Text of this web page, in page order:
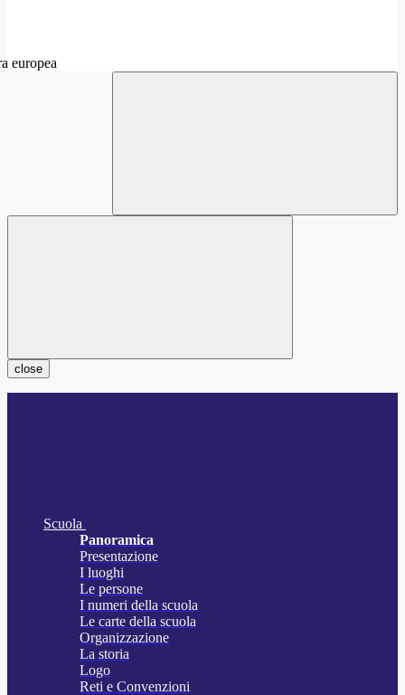
close
Scuola
Panoramica
Presentazione
I luoghi
Le persone
I numeri della scuola
Le carte della scuola
Organizzazione
La storia
Logo
Reti e Convenzioni